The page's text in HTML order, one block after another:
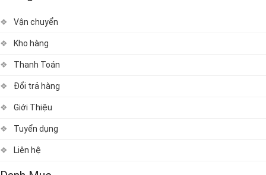
Vận chuyển
Kho hàng
Thanh Toán
Đổi trả hàng
Giới Thiệu
Tuyển dụng
Liên hệ